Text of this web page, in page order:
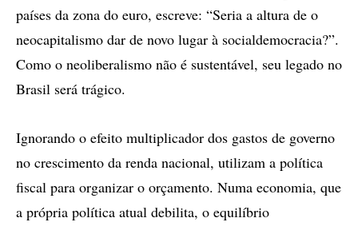
países da zona do euro, escreve: “Seria a altura de o
neocapitalismo dar de novo lugar à socialdemocracia?”.
Como o neoliberalismo não é sustentável, seu legado no
Brasil será trágico.
Ignorando o efeito multiplicador dos gastos de governo
no crescimento da renda nacional, utilizam a política
fiscal para organizar o orçamento. Numa economia, que
a própria política atual debilita, o equilíbrio